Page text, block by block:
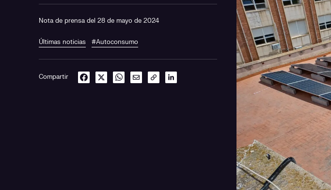
Nota de prensa del 28 de mayo de 2024
Últimas noticias #Autoconsumo
Compartir